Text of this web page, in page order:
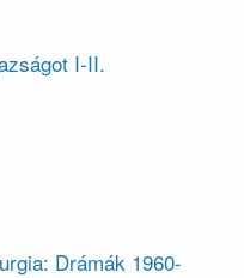
I-II.
Drámák 1960-